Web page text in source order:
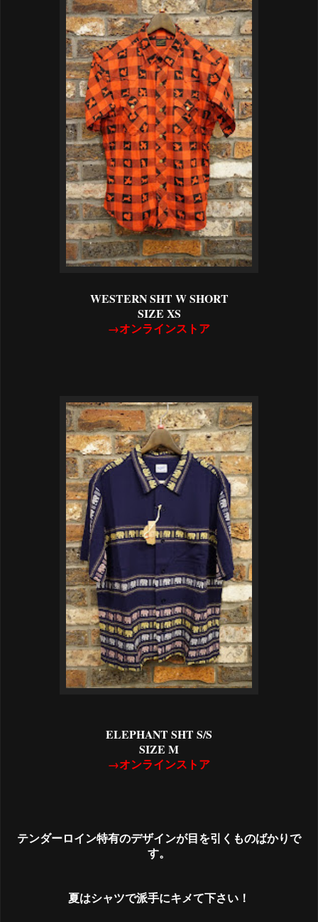
WESTERN SHT W SHORT
SIZE XS
→オンラインストア
ELEPHANT SHT S/S
SIZE M
→オンラインストア
テンダーロイン特有のデザインが目を引くものばかりで
す。
夏はシャツで派手にキメて下さい！